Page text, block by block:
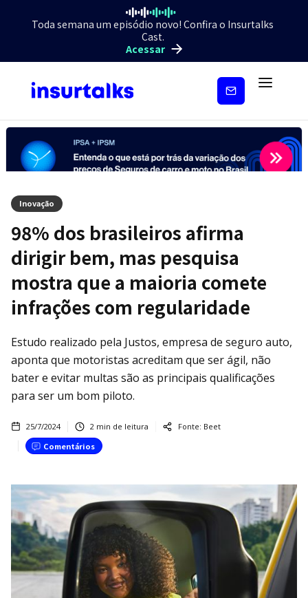
Toda semana um episódio novo! Confira o Insurtalks
Cast.
Acessar
Inscreva-
Inovação
98% dos brasileiros afirma
dirigir bem, mas pesquisa
mostra que a maioria comete
infrações com regularidade
Estudo realizado pela Justos, empresa de seguro auto,
aponta que motoristas acreditam que ser ágil, não
bater e evitar multas são as principais qualificações
para ser um bom piloto.
25/7/2024 2 min de leitura Fonte: Beet
Comentários